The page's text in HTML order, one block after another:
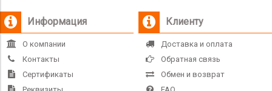
Информация
О компании
Контакты
Сертификаты
Клиенту
Доставка и оплата
Обратная связь
Обмен и возврат